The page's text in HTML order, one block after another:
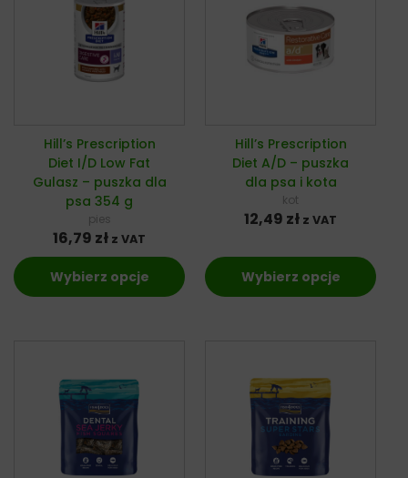
Hill’s Prescription
Diet I/D Low Fat
Gulasz – puszka dla
psa 354 g
pies
16,79 zł z VAT
Wybierz opcje
Hill’s Prescription
Diet A/D – puszka
dla psa i kota
kot
12,49 zł z VAT
Wybierz opcje